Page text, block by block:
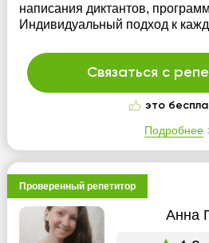
написания диктантов,
Индивидуальный подход к
Связаться с
это
Подробнее
Проверенный репетитор
Анна